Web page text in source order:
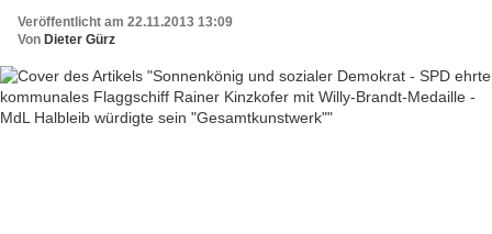
Veröffentlicht am 22.11.2013 13:09
Von Dieter Gürz